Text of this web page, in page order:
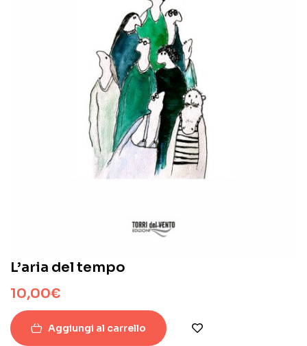
L’aria del tempo
10,00€
Aggiungi al carrello